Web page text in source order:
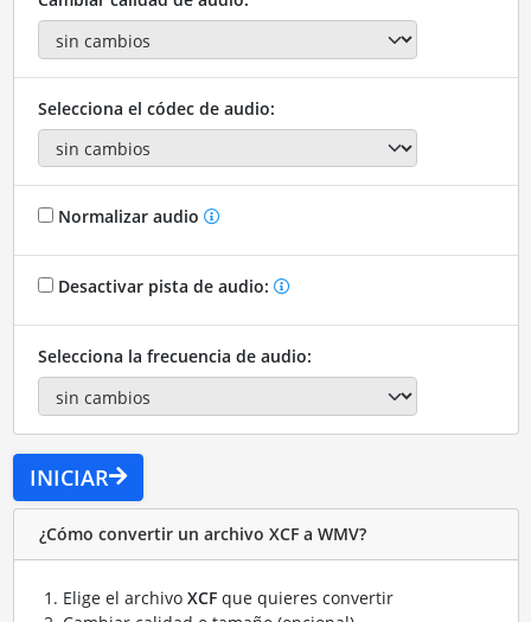
Selecciona el códec de audio:
Normalizar audio
Desactivar pista de audio:
Selecciona la frecuencia de audio:
INICIAR
¿Cómo convertir un archivo XCF a WMV?
Elige el archivo XCFque quieres convertir